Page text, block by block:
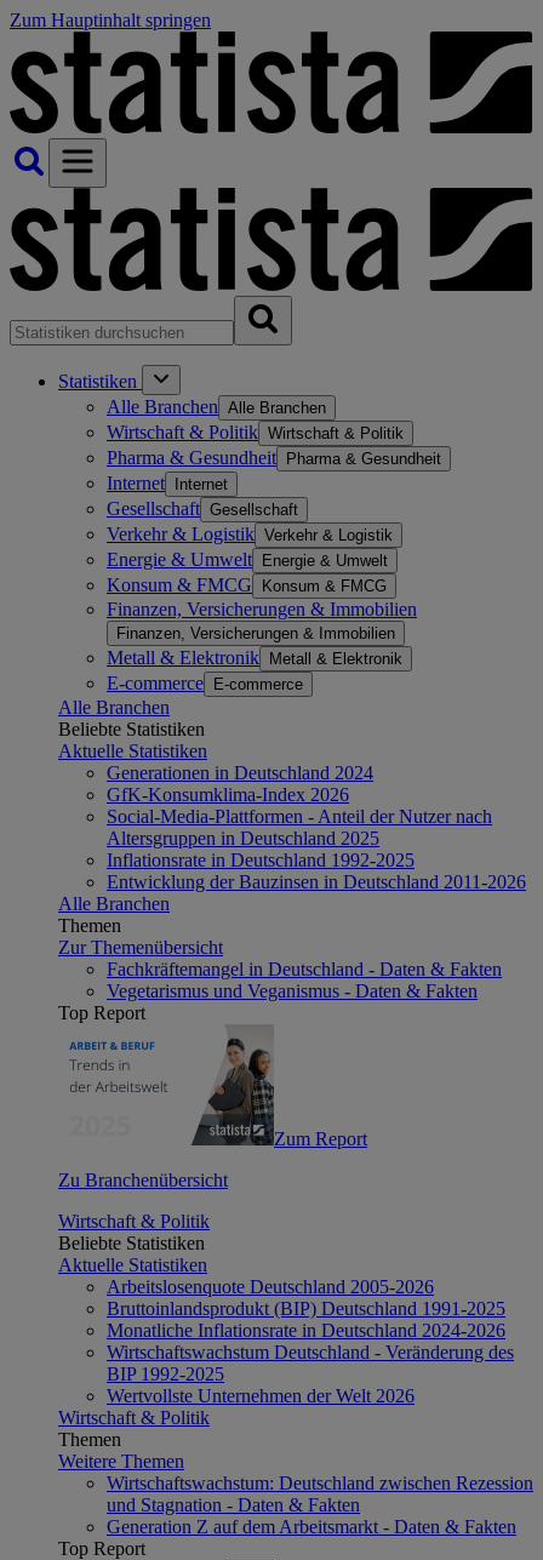
Zum Hauptinhalt springen
Statistiken
Alle Branchen Alle Branchen
Wirtschaft & Politik Wirtschaft & Politik
Pharma & Gesundheit Pharma & Gesundheit
Internet Internet
Gesellschaft Gesellschaft
Verkehr & Logistik Verkehr & Logistik
Energie & Umwelt Energie & Umwelt
Konsum & FMCG Konsum & FMCG
Finanzen, Versicherungen & Immobilien
Finanzen, Versicherungen & Immobilien
Metall & Elektronik Metall & Elektronik
E-commerce E-commerce
Alle Branchen
Beliebte Statistiken
Aktuelle Statistiken
Generationen in Deutschland 2024
GfK-Konsumklima-Index 2026
Social-Media-Plattformen - Anteil der Nutzer nach
Altersgruppen in Deutschland 2025
Inflationsrate in Deutschland 1992-2025
Entwicklung der Bauzinsen in Deutschland 2011-2026
Alle Branchen
Themen
Zur Themenübersicht
Fachkräftemangel in Deutschland - Daten & Fakten
Vegetarismus und Veganismus - Daten & Fakten
Top Report
Zum Report
Zu Branchenübersicht
Wirtschaft & Politik
Beliebte Statistiken
Aktuelle Statistiken
Arbeitslosenquote Deutschland 2005-2026
Bruttoinlandsprodukt (BIP) Deutschland 1991-2025
Monatliche Inflationsrate in Deutschland 2024-2026
Wirtschaftswachstum Deutschland - Veränderung des
BIP 1992-2025
Wertvollste Unternehmen der Welt 2026
Wirtschaft & Politik
Themen
Weitere Themen
Wirtschaftswachstum: Deutschland zwischen Rezession
und Stagnation - Daten & Fakten
Generation Z auf dem Arbeitsmarkt - Daten & Fakten
Top Report